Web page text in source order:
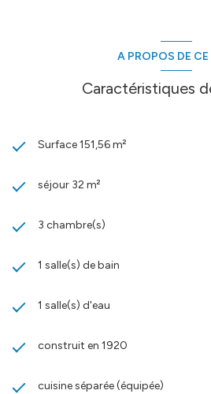
A PROPOS DE CE
Caractéristiques
Surface 151,56 m²
séjour 32 m²
3 chambre(s)
1 salle(s) de bain
1 salle(s) d'eau
construit en 1920
cuisine séparée (équipée)